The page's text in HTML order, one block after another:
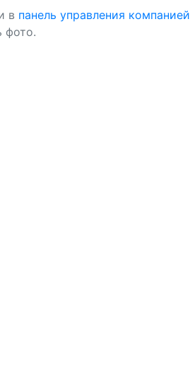
в панель управления компанией
фото.